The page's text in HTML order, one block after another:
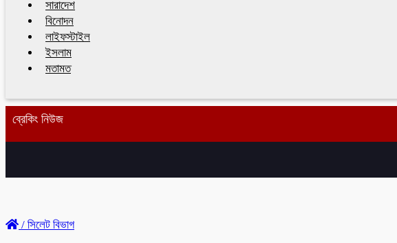
সারাদেশ
বিনোদন
লাইফস্টাইল
ইসলাম
মতামত
ব্রেকিং নিউজ
/ সিলেট বিভাগ